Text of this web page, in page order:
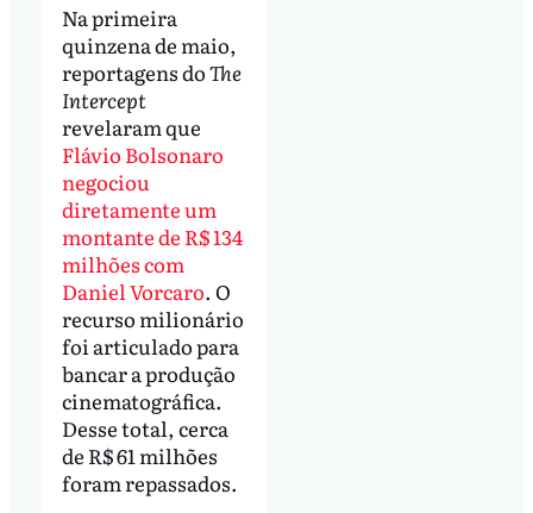
Na primeira
quinzena de maio,
reportagens doThe
Intercept
revelaram que
Flávio Bolsonaro
negociou
diretamente um
montante de R$ 134
milhões com
Daniel Vorcaro. O
recurso milionário
foi articulado para
bancar a produção
cinematográfica.
Desse total, cerca
de R$ 61 milhões
foram repassados.